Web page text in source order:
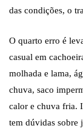
das condições, o
O quarto erro é
casual em
molhada e lama,
chuva, saco
calor e chuva fria.
tem dúvidas sobre